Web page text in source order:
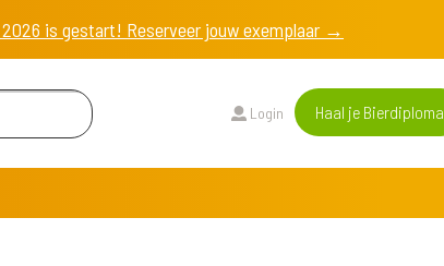
is gestart! Reserveer jouw exemplaar →
Login Haal je Bierdiploma